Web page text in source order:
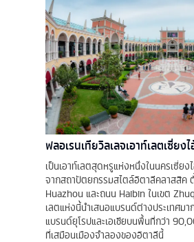
ฟลอเรนเทียวิลเลจเอาท์เลตเซี่ยง
เป็นเอาท์เลตสุดหรูแห่งหนึ่งในนครเซี่ย
จากสถาปัตยกรรมสไตล์อิตาลีคลาสสิค
Huazhou และถนน Haibin ในเขต
เลตแห่งนี้นำเสนอแบรนด์ต่างประเทศม
แบรนด์ยุโรปและเอเชียบนพื้นที่กว่า
ที่เสมือนเมืองจำลองของอิตาลีนี้